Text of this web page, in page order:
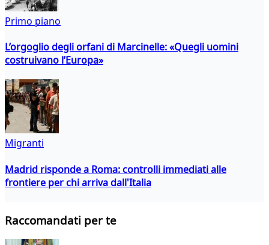
Primo piano
L’orgoglio degli orfani di Marcinelle: «Quegli uomini
costruivano l’Europa»
Migranti
Madrid risponde a Roma: controlli immediati alle
frontiere per chi arriva dall'Italia
Raccomandati per te